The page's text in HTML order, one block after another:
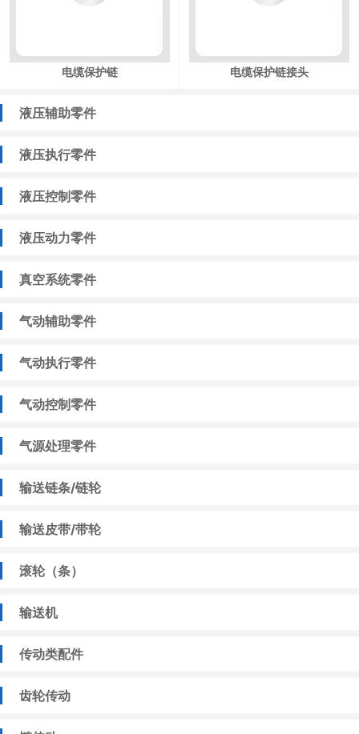
电缆保护链 电缆保护链接头
液压辅助零件
液压执行零件
液压控制零件
液压动力零件
真空系统零件
气动辅助零件
气动执行零件
气动控制零件
气源处理零件
输送链条/链轮
输送皮带/带轮
滚轮（条）
输送机
传动类配件
齿轮传动